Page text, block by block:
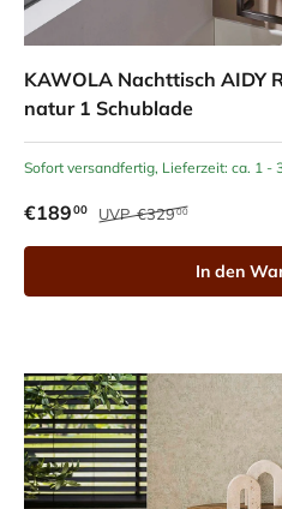
KAWOLA Nachttisch AIDY
natur 1 Schublade
Sofort versandfertig, Lieferzeit: ca. 1 -
€18900 UVP€32900
In den